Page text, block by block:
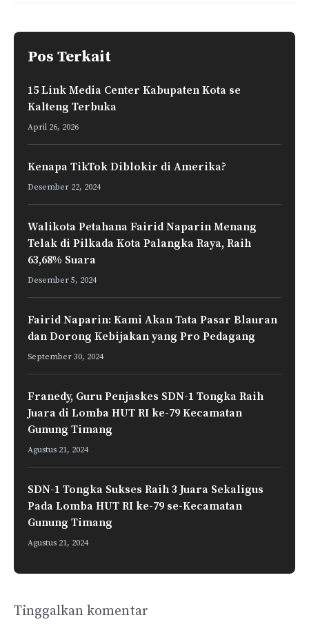
Pos Terkait
15 Link Media Center Kabupaten Kota se
Kalteng Terbuka
April 26, 2026
Kenapa TikTok Diblokir di Amerika?
Desember 22, 2024
Walikota Petahana Fairid Naparin Menang
Telak di Pilkada Kota Palangka Raya, Raih
63,68% Suara
Desember 5, 2024
Fairid Naparin: Kami Akan Tata Pasar Blauran
dan Dorong Kebijakan yang Pro Pedagang
September 30, 2024
Franedy, Guru Penjaskes SDN-1 Tongka Raih
Juara di Lomba HUT RI ke-79 Kecamatan
Gunung Timang
Agustus 21, 2024
SDN-1 Tongka Sukses Raih 3 Juara Sekaligus
Pada Lomba HUT RI ke-79 se-Kecamatan
Gunung Timang
Agustus 21, 2024
Tinggalkan komentar